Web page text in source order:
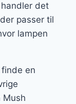
det
passer til
lampen
en
Mush